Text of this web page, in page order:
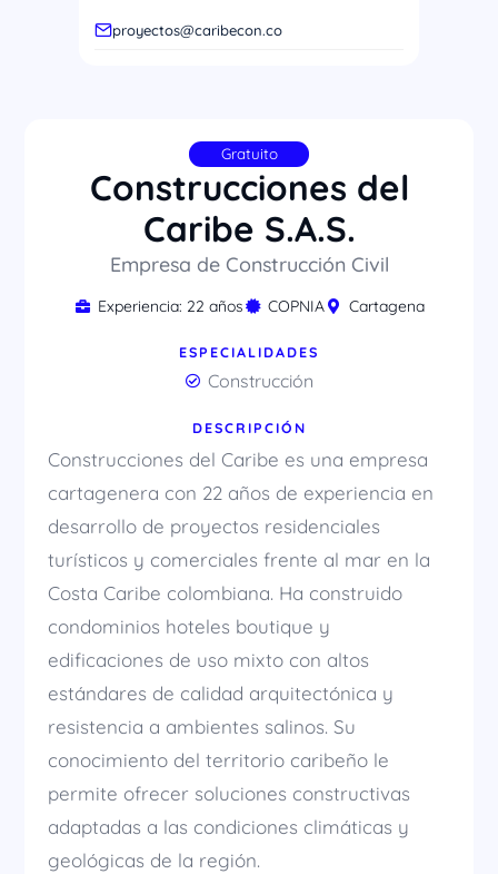
proyectos@caribecon.co
Gratuito
Construcciones del
Caribe S.A.S.
Empresa de Construcción Civil
Experiencia: 22 años COPNIA Cartagena
ESPECIALIDADES
Construcción
DESCRIPCIÓN
Construcciones del Caribe es una empresa
cartagenera con 22 años de experiencia en
desarrollo de proyectos residenciales
turísticos y comerciales frente al mar en la
Costa Caribe colombiana. Ha construido
condominios hoteles boutique y
edificaciones de uso mixto con altos
estándares de calidad arquitectónica y
resistencia a ambientes salinos. Su
conocimiento del territorio caribeño le
permite ofrecer soluciones constructivas
adaptadas a las condiciones climáticas y
geológicas de la región.